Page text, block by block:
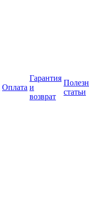
Оплата
Гарантия
и
возврат
статьи